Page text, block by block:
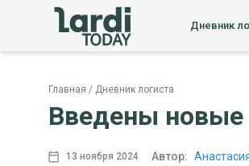
Дневник
Главная Дневник логиста
Введены новые
13 ноября 2024 Автор: